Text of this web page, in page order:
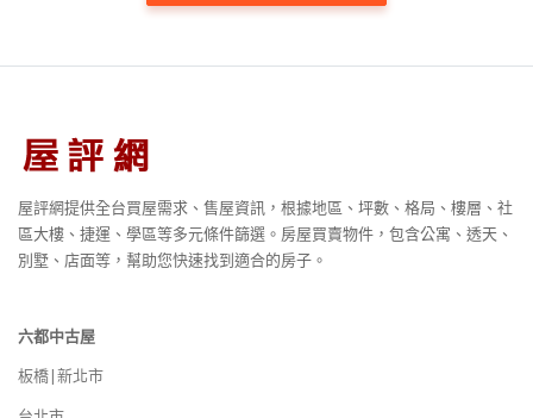
屋評網提供全台買屋需求、售屋資訊，根據地區、坪數、格局、樓層、社
區大樓、捷運、學區等多元條件篩選。房屋買賣物件，包含公寓、透天、
別墅、店面等，幫助您快速找到適合的房子。
六都中古屋
板橋|新北市